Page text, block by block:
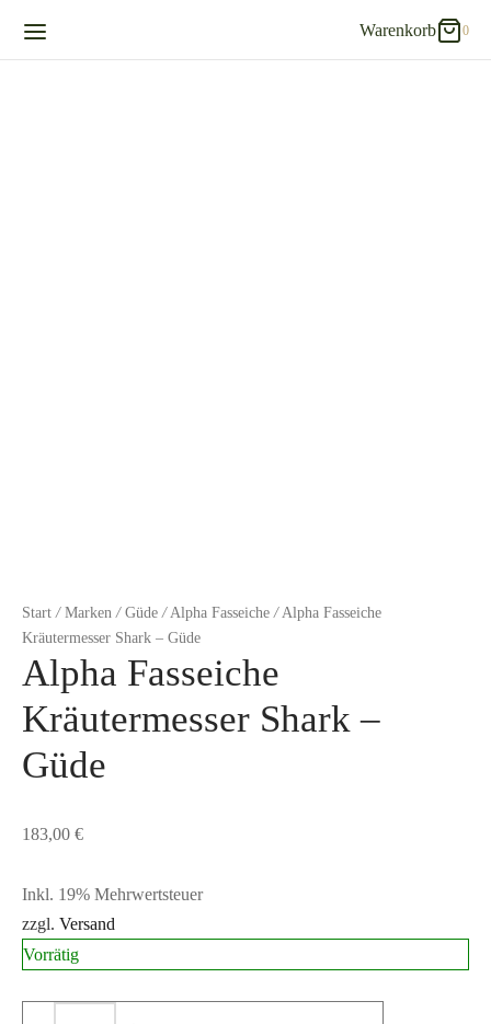
Warenkorb 0
Start / Marken / Güde / Alpha Fasseiche /Alpha Fasseiche
Kräutermesser Shark – Güde
Alpha Fasseiche
Kräutermesser Shark –
Güde
183,00 €
Inkl. 19% Mehrwertsteuer
zzgl. Versand
Vorrätig